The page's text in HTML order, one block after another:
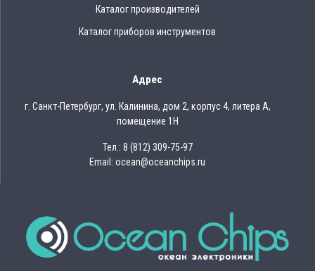
Каталог производителей
Каталог приборов инструментов
Адрес
г. Санкт-Петербург, ул. Калинина, дом 2, корпус 4, литера А,
помещение 1Н
Тел.: 8 (812) 309-75-97
Email: ocean@oceanchips.ru